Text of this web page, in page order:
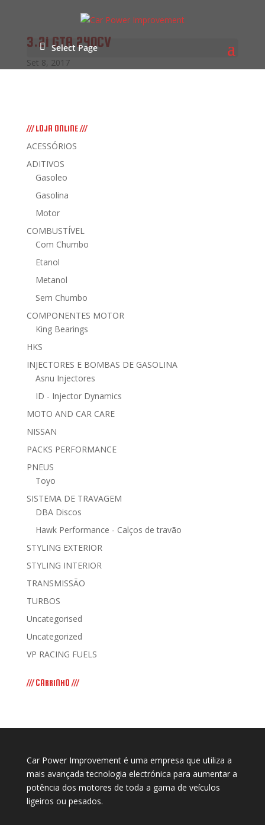
Select Page
3.2i GTA 240CV
Set 8, 2017
/// LOJA ONLINE ///
ACESSÓRIOS
ADITIVOS
Gasoleo
Gasolina
Motor
COMBUSTÍVEL
Com Chumbo
Etanol
Metanol
Sem Chumbo
COMPONENTES MOTOR
King Bearings
HKS
INJECTORES E BOMBAS DE GASOLINA
Asnu Injectores
ID - Injector Dynamics
MOTO AND CAR CARE
NISSAN
PACKS PERFORMANCE
PNEUS
Toyo
SISTEMA DE TRAVAGEM
DBA Discos
Hawk Performance - Calços de travão
STYLING EXTERIOR
STYLING INTERIOR
TRANSMISSÃO
TURBOS
Uncategorised
Uncategorized
VP RACING FUELS
/// CARRINHO ///
Car Power Improvement é uma empresa que utiliza a
mais avançada tecnologia electrónica para aumentar a
potência dos motores de toda a gama de veículos
ligeiros ou pesados.